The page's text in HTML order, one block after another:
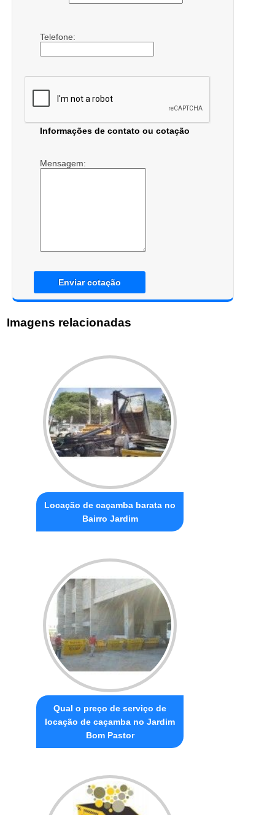
Telefone:
Informações de contato ou cotação
Mensagem:
Enviar cotação
Imagens relacionadas
Locação de caçamba barata no
Bairro Jardim
Qual o preço de serviço de
locação de caçamba no Jardim
Bom Pastor